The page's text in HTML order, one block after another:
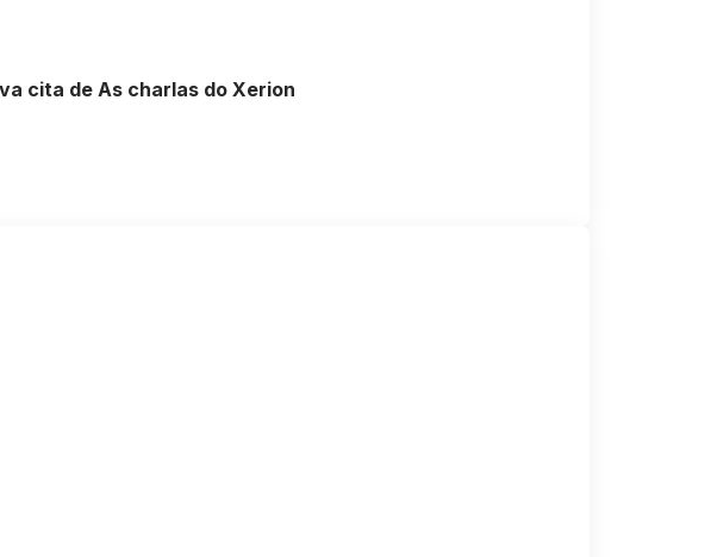
cita de As charlas do Xerion